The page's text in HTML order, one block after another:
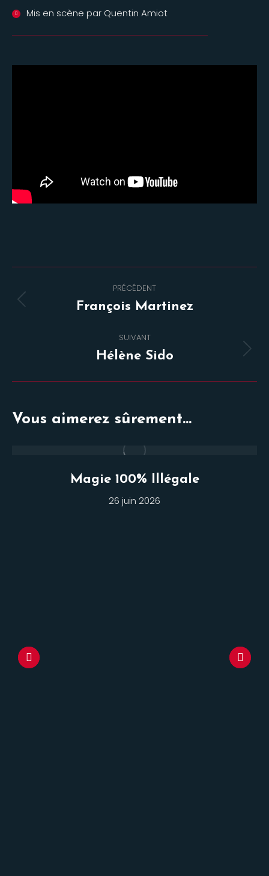
Mis en scène par Quentin Amiot
de
commentaire
PRÉCÉDENT
Onglet
François Martinez
SUIVANT
Projets
Hélène Sido
Vous aimerez sûrement...
Magie 100% Illégale
26 juin 2026